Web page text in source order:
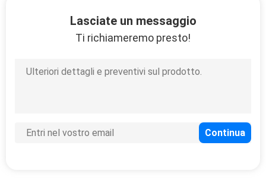
del MDF
Pannelli del MDF
Lasciate un messaggio
Ti richiameremo presto!